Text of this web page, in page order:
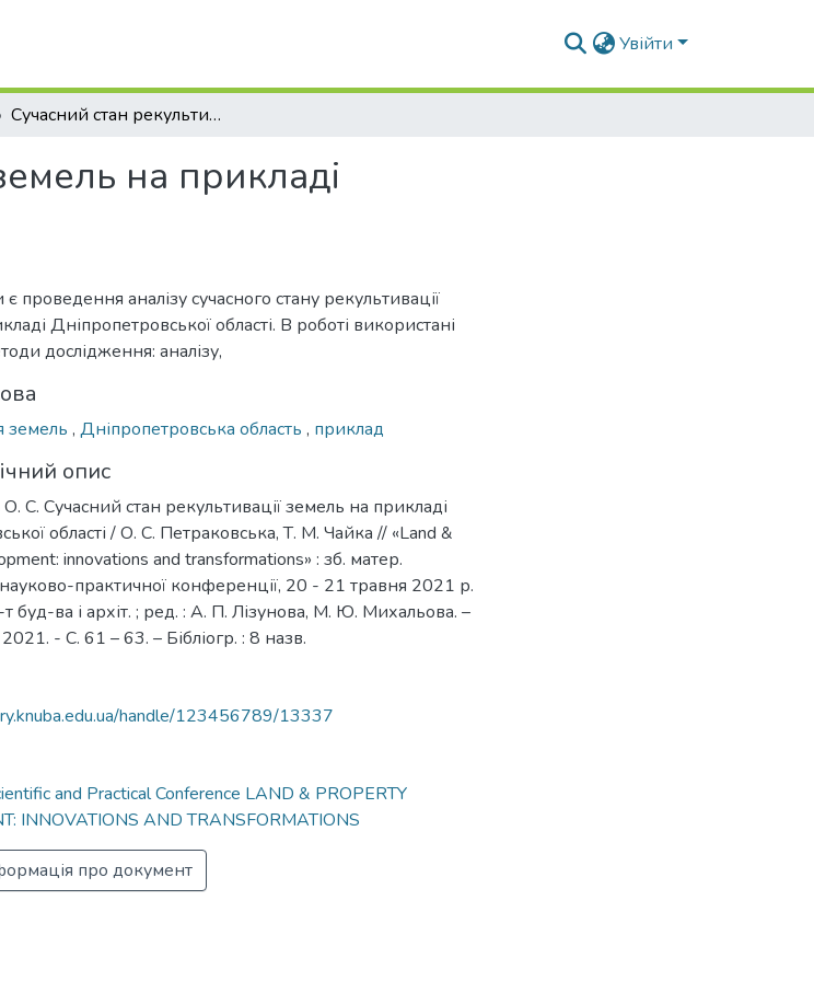
Увійти
Сучасний стан рекультивації земель на прикладі Дніпропетровської області
на прикладі
проведення аналізу сучасного стану рекультивації
Дніпропетровської області. В роботі використані
дослідження: аналізу,
земель , Дніпропетровська область , приклад
опис
С. Сучасний стан рекультивації земель на прикладі
області / О. С. Петраковська, Т. М. Чайка // «Land &
innovations and transformations» : зб. матер.
практичної конференції, 20 - 21 травня 2021 р.
буд-ва і архіт. ; ред. : А. П. Лізунова, М. Ю. Михальова. –
- С. 61 – 63. – Бібліогр. : 8 назв.
handle/123456789/13337
and Practical Conference LAND & PROPERTY
INNOVATIONS AND TRANSFORMATIONS
про документ